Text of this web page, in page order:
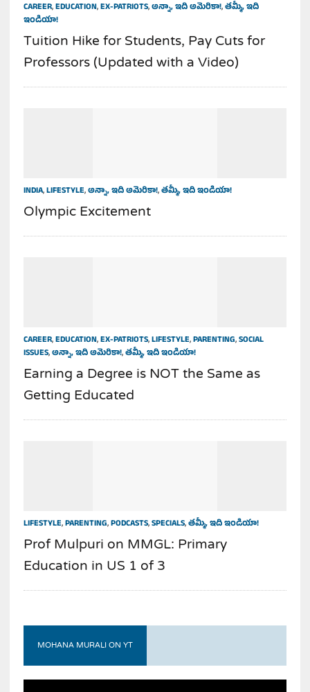
CAREER,EDUCATION,EX-PATRIOTS,అన్నా, ఇది అమెరికా!,తమ్మీ, ఇది
ఇండియా!
Tuition Hike for Students, Pay Cuts for
Professors (Updated with a Video)
INDIA,LIFESTYLE,అన్నా, ఇది అమెరికా!,తమ్మీ, ఇది ఇండియా!
Olympic Excitement
CAREER,EDUCATION,EX-PATRIOTS,LIFESTYLE,PARENTING,SOCIAL
ISSUES,అన్నా, ఇది అమెరికా!,తమ్మీ, ఇది ఇండియా!
Earning a Degree is NOT the Same as
Getting Educated
LIFESTYLE,PARENTING,PODCASTS,SPECIALS,తమ్మీ, ఇది ఇండియా!
Prof Mulpuri on MMGL: Primary
Education in US 1 of 3
MOHANA MURALI ON YT